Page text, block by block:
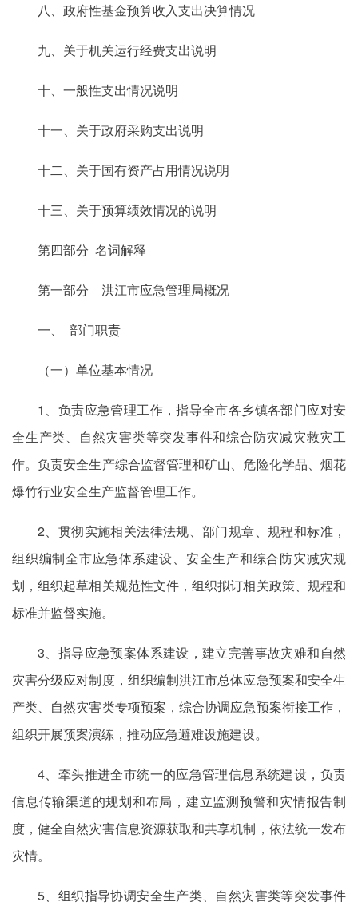
八、政府性基金预算收入支出决算情况
九、关于机关运行经费支出说明
十、一般性支出情况说明
十一、关于政府采购支出说明
十二、关于国有资产占用情况说明
十三、关于预算绩效情况的说明
第四部分 名词解释
第一部分 洪江市应急管理局概况
一、 部门职责
（一）单位基本情况
1、负责应急管理工作，指导全市各乡镇各部门应对安
全生产类、自然灾害类等突发事件和综合防灾减灾救灾工
作。负责安全生产综合监督管理和矿山、危险化学品、烟花
爆竹行业安全生产监督管理工作。
2、贯彻实施相关法律法规、部门规章、规程和标准，
组织编制全市应急体系建设、安全生产和综合防灾减灾规
划，组织起草相关规范性文件，组织拟订相关政策、规程和
标准并监督实施。
3、指导应急预案体系建设，建立完善事故灾难和自然
灾害分级应对制度，组织编制洪江市总体应急预案和安全生
产类、自然灾害类专项预案，综合协调应急预案衔接工作，
组织开展预案演练，推动应急避难设施建设。
4、牵头推进全市统一的应急管理信息系统建设，负责
信息传输渠道的规划和布局，建立监测预警和灾情报告制
度，健全自然灾害信息资源获取和共享机制，依法统一发布
灾情。
5、组织指导协调安全生产类、自然灾害类等突发事件